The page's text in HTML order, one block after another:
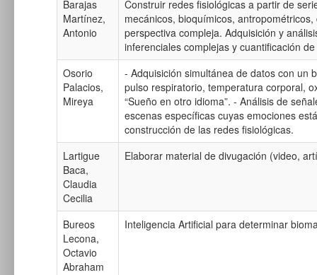
Barajas
Martínez,
Antonio
Construir redes fisiológicas a partir de
mecánicos, bioquímicos,
perspectiva compleja. Adquisición y
inferenciales complejas y cuantificación
Osorio
Palacios,
Mireya
- Adquisición simultánea de datos con un
pulso respiratorio, temperatura corporal,
“Sueño en otro idioma”. - Análisis de
escenas específicas cuyas emociones
construcción de las redes fisiológicas.
Lartigue
Baca,
Claudia
Cecilia
Elaborar material de divugación (video,
Bureos
Lecona,
Octavio
Abraham
Inteligencia Artificial para determinar